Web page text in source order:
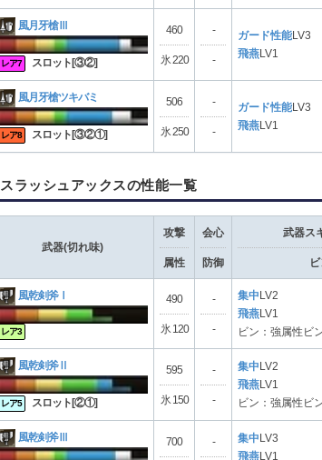
風月牙槍Ⅲ
レア7 スロット[③②]
460
氷 220
-
-
ガード性能 LV3
飛燕 LV1
風月牙槍ツキバミ
レア8 スロット[③②①]
506
氷 250
-
-
ガード性能 LV3
飛燕 LV1
スラッシュアックスの性能一覧
武器(切れ味)
攻撃
属性
会心
防御
武器ス
風乾剣斧Ⅰ
レア3
490
氷 120
-
-
集中 LV2
飛燕 LV1
ビン：強属性ビ
風乾剣斧Ⅱ
レア5 スロット[②①]
595
氷 150
-
-
集中 LV2
飛燕 LV1
ビン：強属性ビ
風乾剣斧Ⅲ 700 - 集中 LV3
飛燕 LV1